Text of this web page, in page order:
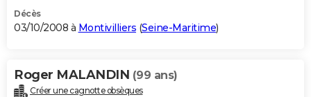
Décès
03/10/2008 à Montivilliers (Seine-Maritime)
Roger MALANDIN (99 ans)
Créer une cagnotte obsèques